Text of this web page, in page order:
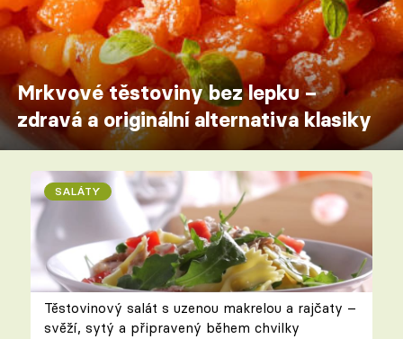
Mrkvové těstoviny bez lepku –
zdravá a originální alternativa klasiky
SALÁTY
Těstovinový salát s uzenou makrelou a rajčaty –
svěží, sytý a připravený během chvilky